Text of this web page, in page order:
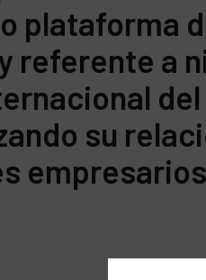
plataforma
referente a
del
su